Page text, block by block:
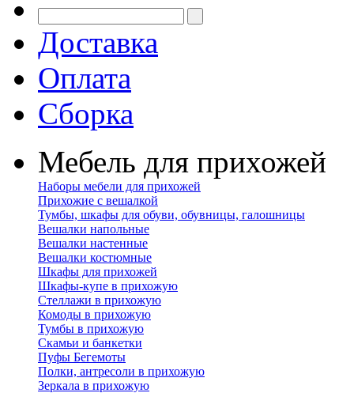
Доставка
Оплата
Сборка
Мебель для прихожей
Наборы мебели для прихожей
Прихожие с вешалкой
Тумбы, шкафы для обуви, обувницы, галошницы
Вешалки напольные
Вешалки настенные
Вешалки костюмные
Шкафы для прихожей
Шкафы-купе в прихожую
Стеллажи в прихожую
Комоды в прихожую
Тумбы в прихожую
Скамьи и банкетки
Пуфы Бегемоты
Полки, антресоли в прихожую
Зеркала в прихожую